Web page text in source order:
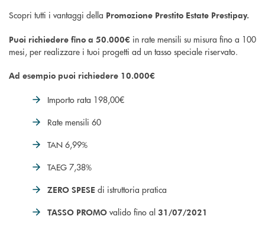
Scopri tutti i vantaggi della Promozione Prestito Estate Prestipay.
Puoi richiedere fino a 50.000€ in rate mensili su misura fino a 100
mesi, per realizzare i tuoi progetti ad un tasso speciale riservato.
Ad esempio puoi richiedere 10.000€
Importo rata 198,00€
Rate mensili 60
TAN 6,99%
TAEG 7,38%
ZERO SPESE di istruttoria pratica
TASSO PROMO valido fino al 31/07/2021